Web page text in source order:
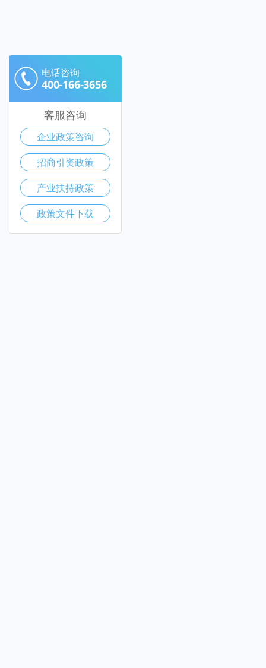
电话咨询
400-166-3656
客服咨询
企业政策咨询
招商引资政策
产业扶持政策
政策文件下载